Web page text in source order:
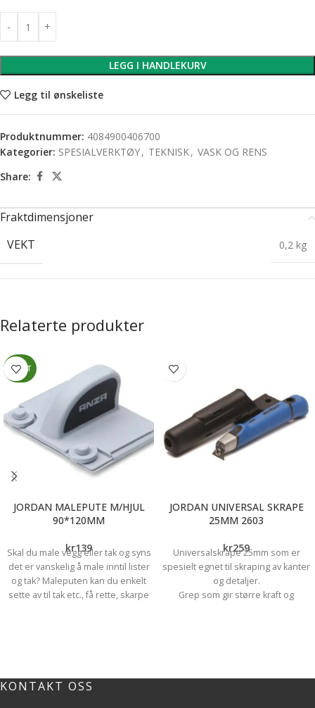
LEGG I HANDLEKURV
Legg til ønskeliste
Produktnummer: 4084900406700
Kategorier: SPESIALVERKTØY, TEKNISK, VASK OG RENS
Share:
Fraktdimensjoner
VEKT
0,2 kg
Relaterte produkter
NYHET
JORDAN MALEPUTE M/HJUL
90*120MM
kr139
Skal du male vegg eller tak og syns
det er vanskelig å male inntil lister
og tak? Maleputen kan du enkelt
sette av til tak etc., få rette, skarpe
JORDAN UNIVERSAL SKRAPE
25MM 2603
kr259
Universalskrape 25mm som er
spesielt egnet til skraping av kanter
og detaljer.
Grep som gir større kraft og
KONTAKT OSS